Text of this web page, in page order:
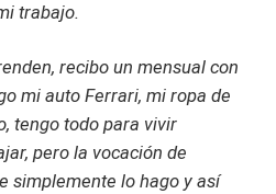
trabajo.
recibo un mensual con
mi auto Ferrari, mi ropa de
tengo todo para vivir
pero la vocación de
simplemente lo hago y así